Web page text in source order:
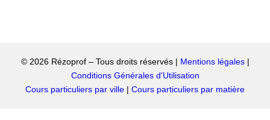
© 2026 Rézoprof – Tous droits réservés | Mentions légales|
Conditions Générales d'Utilisation
Cours particuliers par ville | Cours particuliers par matière